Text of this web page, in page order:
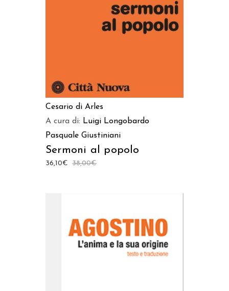
Cesario di Arles
A cura di: Luigi Longobardo
Pasquale Giustiniani
Sermoni al popolo
38,00€
36,10€